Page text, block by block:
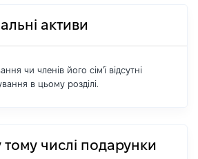
активи
чи членів його сім'ї відсутні
в цьому розділі.
тому числі подарунки